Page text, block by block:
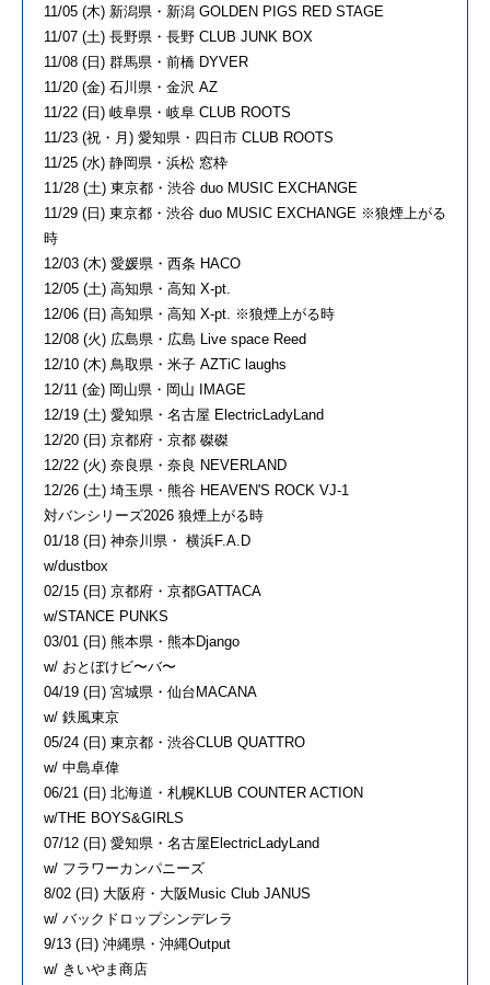
11/05 (木) 新潟県・新潟 GOLDEN PIGS RED STAGE
11/07 (土) 長野県・長野 CLUB JUNK BOX
11/08 (日) 群馬県・前橋 DYVER
11/20 (金) 石川県・金沢 AZ
11/22 (日) 岐阜県・岐阜 CLUB ROOTS
11/23 (祝・月) 愛知県・四日市 CLUB ROOTS
11/25 (水) 静岡県・浜松 窓枠
11/28 (土) 東京都・渋谷 duo MUSIC EXCHANGE
11/29 (日) 東京都・渋谷 duo MUSIC EXCHANGE ※狼煙上がる
時
12/03 (木) 愛媛県・西条 HACO
12/05 (土) 高知県・高知 X-pt.
12/06 (日) 高知県・高知 X-pt. ※狼煙上がる時
12/08 (火) 広島県・広島 Live space Reed
12/10 (木) 鳥取県・米子 AZTiC laughs
12/11 (金) 岡山県・岡山 IMAGE
12/19 (土) 愛知県・名古屋 ElectricLadyLand
12/20 (日) 京都府・京都 磔磔
12/22 (火) 奈良県・奈良 NEVERLAND
12/26 (土) 埼玉県・熊谷 HEAVEN'S ROCK VJ-1
対バンシリーズ2026 狼煙上がる時
01/18 (日) 神奈川県・ 横浜F.A.D
w/dustbox
02/15 (日) 京都府・京都GATTACA
w/STANCE PUNKS
03/01 (日) 熊本県・熊本Django
w/ おとぼけビ〜バ〜
04/19 (日) 宮城県・仙台MACANA
w/ 鉄風東京
05/24 (日) 東京都・渋谷CLUB QUATTRO
w/ 中島卓偉
06/21 (日) 北海道・札幌KLUB COUNTER ACTION
w/THE BOYS&GIRLS
07/12 (日) 愛知県・名古屋ElectricLadyLand
w/ フラワーカンパニーズ
8/02 (日) 大阪府・大阪Music Club JANUS
w/ バックドロップシンデレラ
9/13 (日) 沖縄県・沖縄Output
w/ きいやま商店